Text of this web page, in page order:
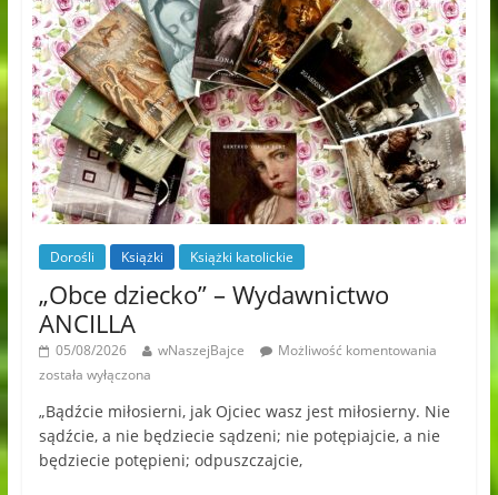
Dorośli Książki Książki katolickie
„Obce dziecko” – Wydawnictwo
ANCILLA
05/08/2026 wNaszejBajce
Możliwość komentowania
została wyłączona
„Bądźcie miłosierni, jak Ojciec wasz jest miłosierny. Nie
sądźcie, a nie będziecie sądzeni; nie potępiajcie, a nie
będziecie potępieni; odpuszczajcie,